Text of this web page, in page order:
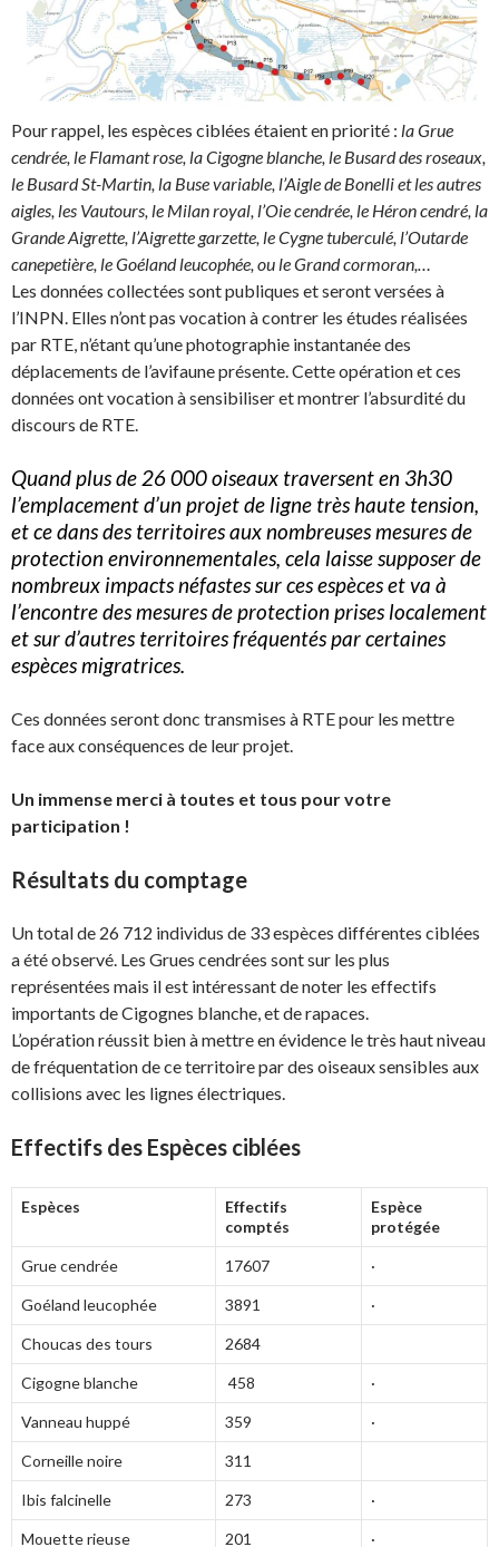
Pour rappel, les espèces ciblées étaient en priorité : la Grue
cendrée, le Flamant rose, la Cigogne blanche, le Busard des roseaux,
le Busard St-Martin, la Buse variable, l’Aigle de Bonelli et les autres
aigles, les Vautours, le Milan royal, l’Oie cendrée, le Héron cendré, la
Grande Aigrette, l’Aigrette garzette, le Cygne tuberculé, l’Outarde
canepetière, le Goéland leucophée, ou le Grand cormoran,…
Les données collectées sont publiques et seront versées à
l’INPN. Elles n’ont pas vocation à contrer les études réalisées
par RTE, n’étant qu’une photographie instantanée des
déplacements de l’avifaune présente. Cette opération et ces
données ont vocation à sensibiliser et montrer l’absurdité du
discours de RTE.
Quand plus de 26 000 oiseaux traversent en 3h30
l’emplacement d’un projet de ligne très haute tension,
et ce dans des territoires aux nombreuses mesures de
protection environnementales, cela laisse supposer de
nombreux impacts néfastes sur ces espèces et va à
l’encontre des mesures de protection prises localement
et sur d’autres territoires fréquentés par certaines
espèces migratrices.
Ces données seront donc transmises à RTE pour les mettre
face aux conséquences de leur projet.
Un immense merci à toutes et tous pour votre
participation !
Résultats du comptage
Un total de 26 712 individus de 33 espèces différentes ciblées
a été observé. Les Grues cendrées sont sur les plus
représentées mais il est intéressant de noter les effectifs
importants de Cigognes blanche, et de rapaces.
L’opération réussit bien à mettre en évidence le très haut niveau
de fréquentation de ce territoire par des oiseaux sensibles aux
collisions avec les lignes électriques.
Effectifs des Espèces ciblées
Espèces
Effectifs
comptés
Espèce
protégée
Grue cendrée 17607 ·
Goéland leucophée 3891 ·
Choucas des tours 2684
Cigogne blanche 458 ·
Vanneau huppé 359 ·
Corneille noire 311
Ibis falcinelle 273 ·
Mouette rieuse 201 ·